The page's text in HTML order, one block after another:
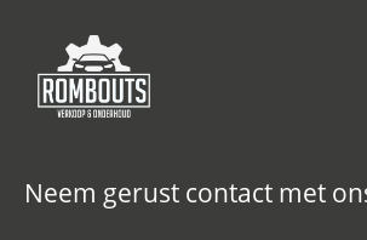
Neem gerust contact met